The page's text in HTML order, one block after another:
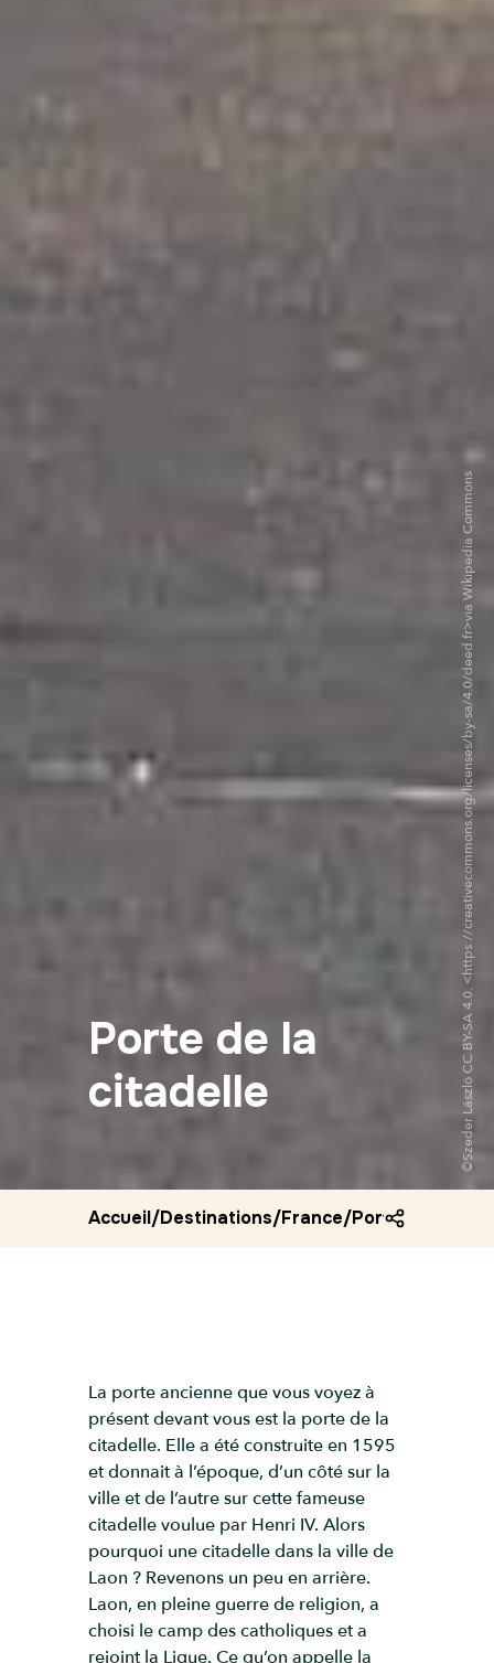
Porte de la
citadelle
©Szeder László CC BY-SA 4.0. <https://creativecommons.org/licenses/by-sa/4.0/deed.fr>via Wikipedia Commons
Accueil/Destinations/France/Porte de la
La porte ancienne que vous voyez à
présent devant vous est la porte de la
citadelle. Elle a été construite en 1595
et donnait à l’époque, d’un côté sur la
ville et de l’autre sur cette fameuse
citadelle voulue par Henri IV. Alors
pourquoi une citadelle dans la ville de
Laon ? Revenons un peu en arrière.
Laon, en pleine guerre de religion, a
choisi le camp des catholiques et a
rejoint la Ligue. Ce qu’on appelle la